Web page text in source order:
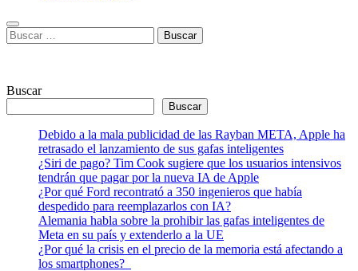
Buscar:
Buscar
Buscar
Debido a la mala publicidad de las Rayban META, Apple ha
retrasado el lanzamiento de sus gafas inteligentes
¿Siri de pago? Tim Cook sugiere que los usuarios intensivos
tendrán que pagar por la nueva IA de Apple
¿Por qué Ford recontrató a 350 ingenieros que había
despedido para reemplazarlos con IA?
Alemania habla sobre la prohibir las gafas inteligentes de
Meta en su país y extenderlo a la UE
¿Por qué la crisis en el precio de la memoria está afectando a
los smartphones?